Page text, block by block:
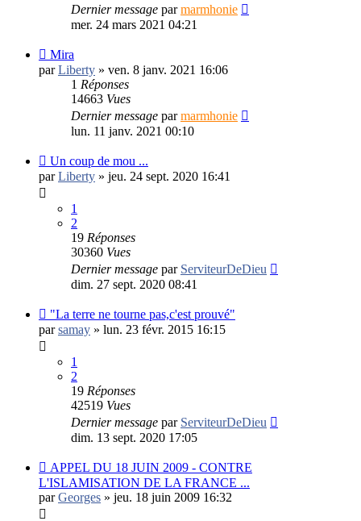
Dernier message parmarmhonie
mer. 24 mars 2021 04:21
Mira
parLiberty » ven. 8 janv. 2021 16:06
1 Réponses
14663 Vues
Dernier message parmarmhonie
lun. 11 janv. 2021 00:10
Un coup de mou ...
parLiberty » jeu. 24 sept. 2020 16:41
1
2
19 Réponses
30360 Vues
Dernier message par ServiteurDeDieu
dim. 27 sept. 2020 08:41
"La terre ne tourne pas,c'est prouvé"
parsamay » lun. 23 févr. 2015 16:15
1
2
19 Réponses
42519 Vues
Dernier message par ServiteurDeDieu
dim. 13 sept. 2020 17:05
APPEL DU 18 JUIN 2009 - CONTRE
L'ISLAMISATION DE LA FRANCE ...
parGeorges » jeu. 18 juin 2009 16:32